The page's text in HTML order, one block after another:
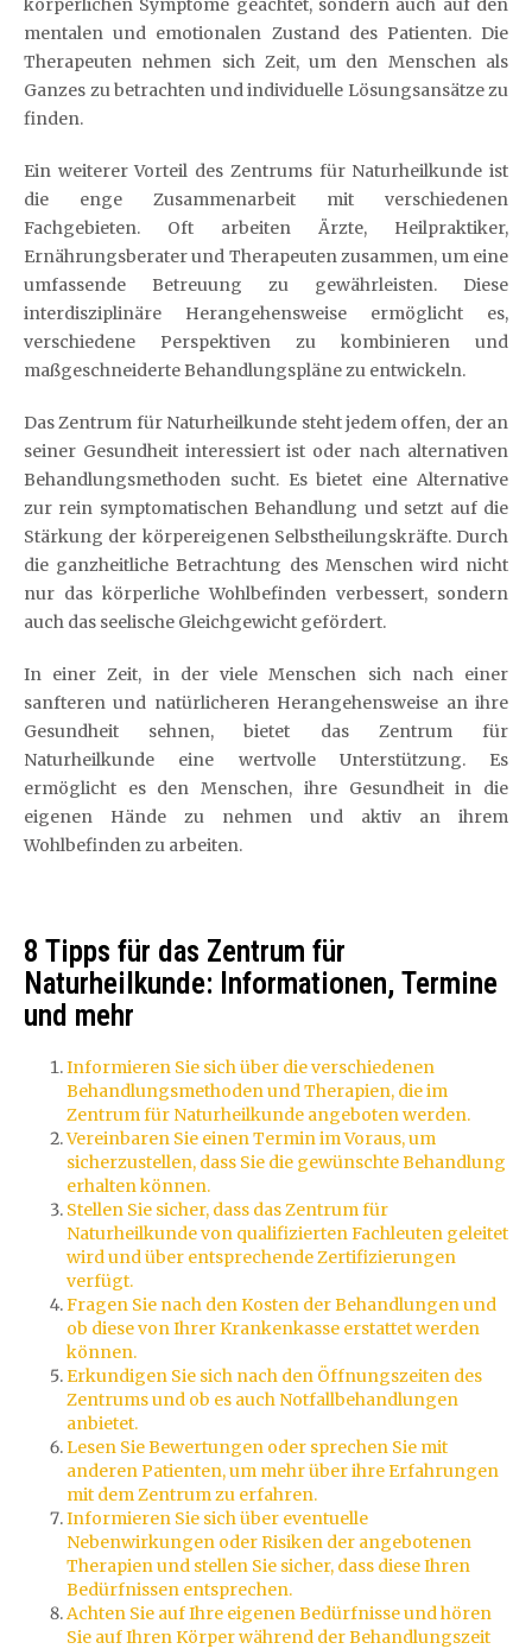
körperlichen Symptome geachtet, sondern auch auf den
mentalen und emotionalen Zustand des Patienten. Die
Therapeuten nehmen sich Zeit, um den Menschen als
Ganzes zu betrachten und individuelle Lösungsansätze zu
finden.
Ein weiterer Vorteil des Zentrums für Naturheilkunde ist
die enge Zusammenarbeit mit verschiedenen
Fachgebieten. Oft arbeiten Ärzte, Heilpraktiker,
Ernährungsberater und Therapeuten zusammen, um eine
umfassende Betreuung zu gewährleisten. Diese
interdisziplinäre Herangehensweise ermöglicht es,
verschiedene Perspektiven zu kombinieren und
maßgeschneiderte Behandlungspläne zu entwickeln.
Das Zentrum für Naturheilkunde steht jedem offen, der an
seiner Gesundheit interessiert ist oder nach alternativen
Behandlungsmethoden sucht. Es bietet eine Alternative
zur rein symptomatischen Behandlung und setzt auf die
Stärkung der körpereigenen Selbstheilungskräfte. Durch
die ganzheitliche Betrachtung des Menschen wird nicht
nur das körperliche Wohlbefinden verbessert, sondern
auch das seelische Gleichgewicht gefördert.
In einer Zeit, in der viele Menschen sich nach einer
sanfteren und natürlicheren Herangehensweise an ihre
Gesundheit sehnen, bietet das Zentrum für
Naturheilkunde eine wertvolle Unterstützung. Es
ermöglicht es den Menschen, ihre Gesundheit in die
eigenen Hände zu nehmen und aktiv an ihrem
Wohlbefinden zu arbeiten.
8 Tipps für das Zentrum für
Naturheilkunde: Informationen, Termine
und mehr
Informieren Sie sich über die verschiedenen
Behandlungsmethoden und Therapien, die im
Zentrum für Naturheilkunde angeboten werden.
Vereinbaren Sie einen Termin im Voraus, um
sicherzustellen, dass Sie die gewünschte Behandlung
erhalten können.
Stellen Sie sicher, dass das Zentrum für
Naturheilkunde von qualifizierten Fachleuten geleitet
wird und über entsprechende Zertifizierungen
verfügt.
Fragen Sie nach den Kosten der Behandlungen und
ob diese von Ihrer Krankenkasse erstattet werden
können.
Erkundigen Sie sich nach den Öffnungszeiten des
Zentrums und ob es auch Notfallbehandlungen
anbietet.
Lesen Sie Bewertungen oder sprechen Sie mit
anderen Patienten, um mehr über ihre Erfahrungen
mit dem Zentrum zu erfahren.
Informieren Sie sich über eventuelle
Nebenwirkungen oder Risiken der angebotenen
Therapien und stellen Sie sicher, dass diese Ihren
Bedürfnissen entsprechen.
Achten Sie auf Ihre eigenen Bedürfnisse und hören
Sie auf Ihren Körper während der Behandlungszeit